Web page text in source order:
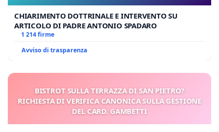
CHIARIMENTO DOTTRINALE E INTERVENTO SU
ARTICOLO DI PADRE ANTONIO SPADARO
1 214 firme
Avviso di trasparenza
BISTROT SULLA TERRAZZA DI SAN PIETRO?
RICHIESTA DI VERIFICA CANONICA SULLA GESTIONE
DEL CARD. GAMBETTI